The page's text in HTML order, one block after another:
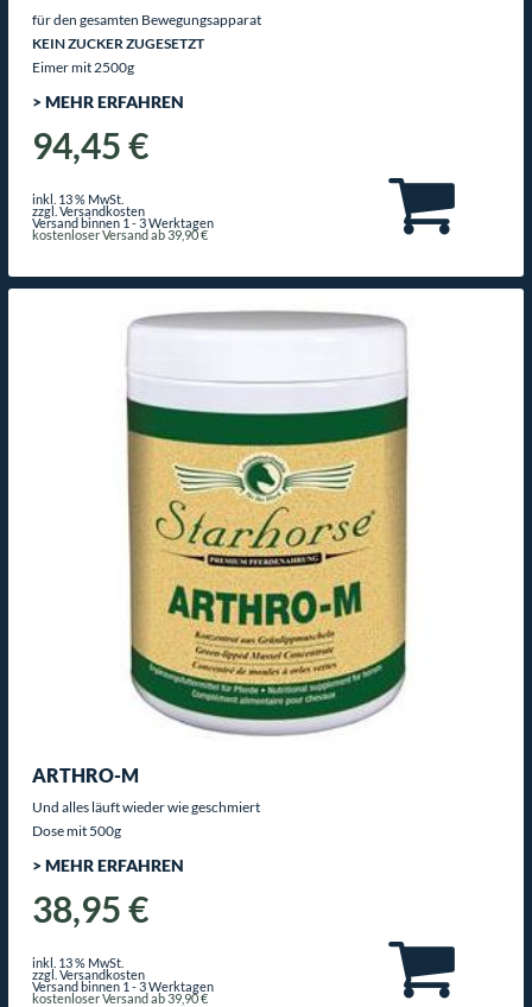
für den gesamten Bewegungsapparat
KEIN ZUCKER ZUGESETZT
Eimer mit 2500g
> MEHR ERFAHREN
94,45 €
inkl. 13 % MwSt.
zzgl. Versandkosten
Versand binnen 1 - 3 Werktagen
kostenloser Versand ab 39,90 €
ARTHRO-M
Und alles läuft wieder wie geschmiert
Dose mit 500g
> MEHR ERFAHREN
38,95 €
inkl. 13 % MwSt.
zzgl. Versandkosten
Versand binnen 1 - 3 Werktagen
kostenloser Versand ab 39,90 €